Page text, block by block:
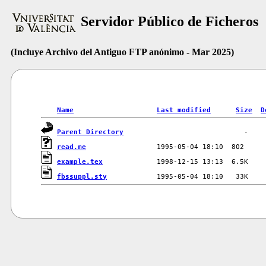
Servidor Público de Ficheros
(Incluye Archivo del Antiguo FTP anónimo - Mar 2025)
Name Last modified Size
Parent Directory
read.me
example.tex
fbssuppl.sty